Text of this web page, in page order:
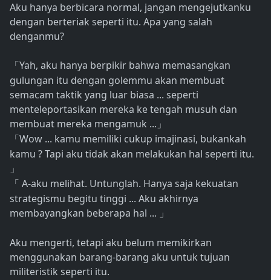
Aku hanya berbicara normal, jangan mengejutkanku
dengan berteriak seperti itu. Apa yang salah
denganmu?
「 Yah, aku hanya berpikir bahwa memasangkan
gulungan itu dengan golemmu akan membuat
semacam taktik yang luar biasa ... seperti
menteleportasikan mereka ke tengah musuh dan
membuat mereka mengamuk ... 」
「 Wow ... kamu memiliki cukup imajinasi, bukankah
kamu ? Tapi aku tidak akan melakukan hal seperti itu.
」
「 A-aku melihat. Untunglah. Hanya saja kekuatan
strategismu begitu tinggi ... Aku akhirnya
membayangkan beberapa hal ...
」
Aku mengerti, tetapi aku belum memikirkan
menggunakan barang-barang aku untuk tujuan
militeristik seperti itu.